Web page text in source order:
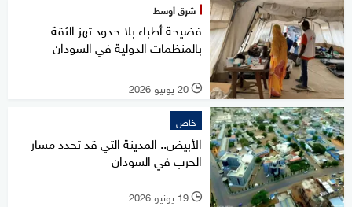
شرق أوسط
فضيحة أطباء بلا حدود تهز الثقة
بالمنظمات الدولية في السودان
l 20 يونيو 2026
خاص
الأبيض.. المدينة التي قد تحدد مسار
الحرب في السودان
l 19 يونيو 2026